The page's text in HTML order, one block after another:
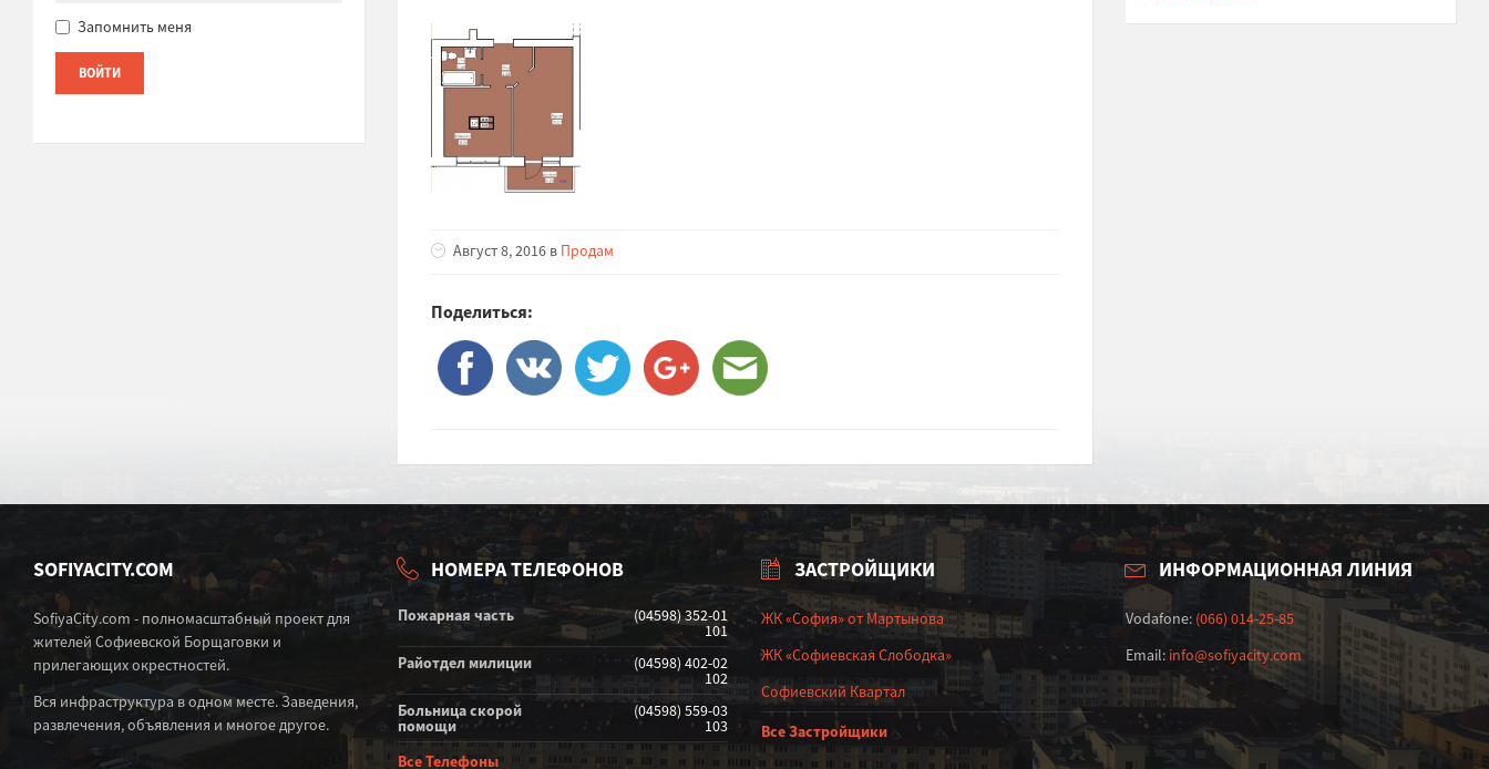
Август 8, 2016 в Продам
Поделиться:
Запомнить меня
SOFIYACITY.COM
SofiyaCity.com - полномасштабный проект для
жителей Софиевской Борщаговки и
прилегающих окрестностей.
Вся инфраструктура в одном месте. Заведения,
развлечения, объявления и многое другое.
НОМЕРА ТЕЛЕФОНОВ
Пожарная часть (04598) 352-01
101
Райотдел милиции
(04598) 402-02
102
Больница скорой
помощи
(04598) 559-03
103
Все Телефоны
ЗАСТРОЙЩИКИ
ЖК «София» от Мартынова
ЖК «Софиевская Слободка»
Софиевский Квартал
Все Застройщики
ИНФОРМАЦИОННАЯ ЛИНИЯ
Vodafone: (066) 014-25-85
Email: info@sofiyacity.com